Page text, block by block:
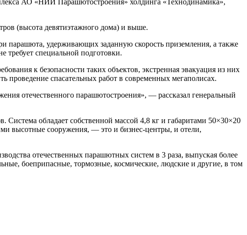
АО «НИИ Парашютостроения» холдинга «Технодинамика»,
(высота девятиэтажного дома) и выше.
парашюта, удерживающих заданную скорость приземления, а также
требует специальной подготовки.
к безопасности таких объектов, экстренная эвакуация из них
проведение спасательных работ в современных мегаполисах.
отечественного парашютостроения», — рассказал генеральный
обладает собственной массой 4,8 кг и габаритами 50×30×20
высотные сооружения, — это и бизнес-центры, и отели,
отечественных парашютных систем в 3 раза, выпуская более
боеприпасные, тормозные, космические, людские и другие, в том